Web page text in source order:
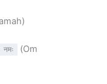
नमः
(Om